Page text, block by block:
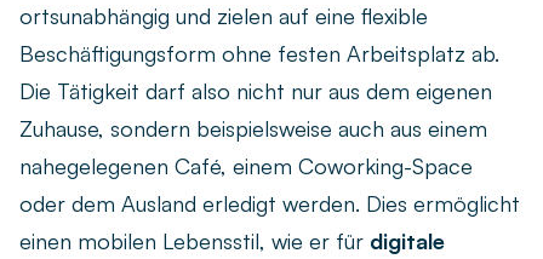
ortsunabhängig und zielen auf eine flexible
Beschäftigungsform ohne festen Arbeitsplatz ab.
Die Tätigkeit darf also nicht nur aus dem eigenen
Zuhause, sondern beispielsweise auch aus einem
nahegelegenen Café, einem Coworking-Space
oder dem Ausland erledigt werden. Dies ermöglicht
einen mobilen Lebensstil, wie er für digitale